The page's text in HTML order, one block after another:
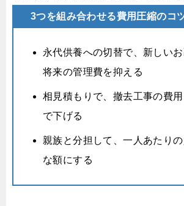
3つを組み合わせる費用圧縮のコ
永代供養への切替で、新しい
将来の管理費を抑える
相見積もりで、撤去工事の費
で下げる
親族と分担して、一人あたり
な額にする